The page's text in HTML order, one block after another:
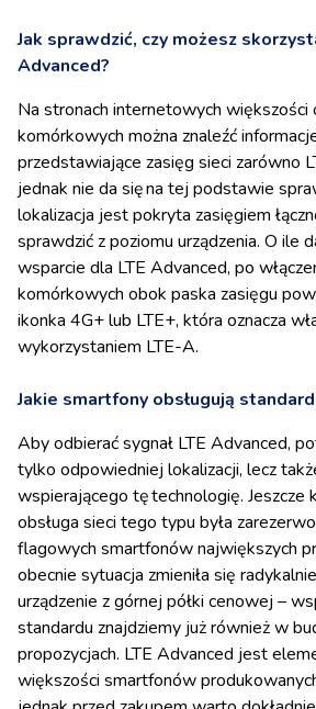
Jak sprawdzić, czy możesz
Advanced?
Na stronach internetowych
komórkowych można znaleźć
przedstawiające zasięg sieci zarówno
jednak nie da się na tej podstawie
lokalizacja jest pokryta zasięgiem
sprawdzić z poziomu urządzenia. O ile
wsparcie dla LTE Advanced, po
komórkowych obok paska zasięgu
ikonka 4G+ lub LTE+, która oznacza
wykorzystaniem LTE-A.
Jakie smartfony obsługują
Aby odbierać sygnał LTE Advanced,
tylko odpowiedniej lokalizacji, lecz
wspierającego tę technologię. Jeszcze
obsługa sieci tego typu była
flagowych smartfonów największych
obecnie sytuacja zmieniła się
urządzenie z górnej półki cenowej –
standardu znajdziemy już również w
propozycjach. LTE Advanced jest
większości smartfonów